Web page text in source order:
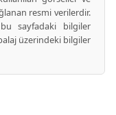
resmi verilerdir.
sayfadaki bilgiler
üzerindeki bilgiler